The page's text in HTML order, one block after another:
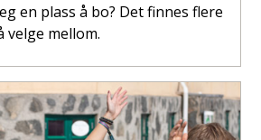
en plass å bo? Det finnes flere
mellom.